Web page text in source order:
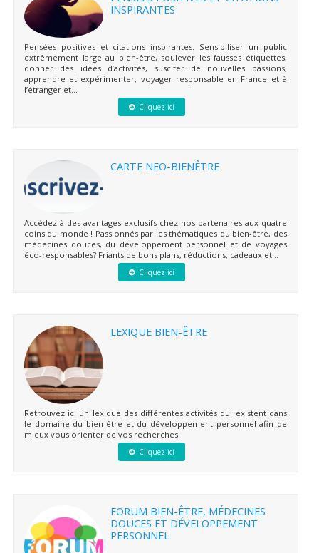
INSPIRANTES
Pensées positives et citations inspirantes. Sensibiliser un public
extrêmement large au bien-être, soulever les fausses étiquettes,
donner des idées d’activités, susciter de nouvelles passions,
apprendre et expérimenter, voyager responsable en France et à
l’étranger et...
Cliquez ici
CARTE NEO-BIENÊTRE
Accédez à des avantages exclusifs chez nos partenaires aux quatre
coins du monde ! Passionnés par les thématiques du bien-être, des
médecines douces, du développement personnel et de voyages
éco-responsables? Friants de bons plans, réductions, cadeaux et...
Cliquez ici
LEXIQUE BIEN-ÊTRE
Retrouvez ici un lexique des différentes activités qui existent dans
le domaine du bien-être et du développement personnel afin de
mieux vous orienter de vos recherches.
Cliquez ici
FORUM BIEN-ÊTRE, MÉDECINES
DOUCES ET DÉVELOPPEMENT
PERSONNEL